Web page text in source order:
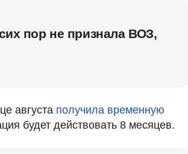
пор не признала ВОЗ,
августа получила временную
будет действовать 8 месяцев.